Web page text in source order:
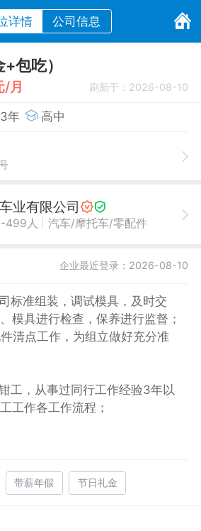
详情 公司信息
包吃）
月 刷新于：2026-08-10
年 高中
业有限公司
499人 汽车/摩托车/零配件
企业最近登录：2026-08-10
标准组装，调试模具，及时交
模具进行检查，保养进行监督；
清点工作，为组立做好充分准
工，从事过同行工作经验3年以
工作各工作流程；
带薪年假 节日礼金